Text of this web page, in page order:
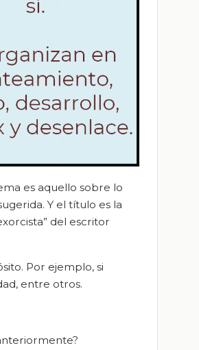
es aquello sobre lo
Y el título es la
del escritor
Por ejemplo, si
entre otros.